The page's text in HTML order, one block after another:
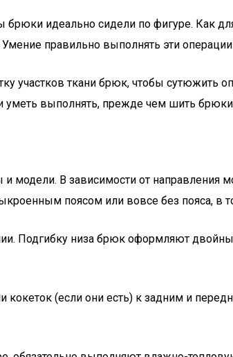
идеально сидели по фигуре. Как
правильно выполнять эти
участков ткани брюк, чтобы сутюжить
и уметь выполнять, прежде чем шить
модели. В зависимости от
поясом или вовсе без пояса, в
Подгибку низа брюк оформляют
кокеток (если они есть) к задним и